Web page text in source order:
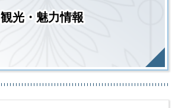
観光・魅力情報